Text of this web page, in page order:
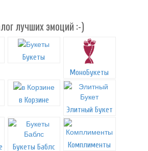
лучших эмоций :-)
Букеты
МоноБукеты
в Корзине
Элитный Букет
Букеты Баблс Комплименты